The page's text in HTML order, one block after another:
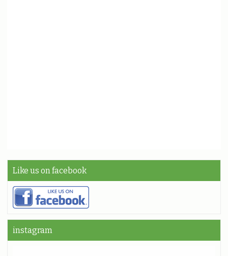
Like us on facebook
instagram